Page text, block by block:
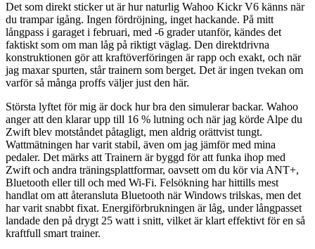
Det som direkt sticker ut är hur naturlig Wahoo Kickr V6 känns när
du trampar igång. Ingen fördröjning, inget hackande. På mitt
långpass i garaget i februari, med -6 grader utanför, kändes det
faktiskt som om man låg på riktigt väglag. Den direktdrivna
konstruktionen gör att kraftöverföringen är rapp och exakt, och när
jag maxar spurten, står trainern som berget. Det är ingen tvekan om
varför så många proffs väljer just den här.
Största lyftet för mig är dock hur bra den simulerar backar. Wahoo
anger att den klarar upp till 16 % lutning och när jag körde Alpe du
Zwift blev motståndet påtagligt, men aldrig orättvist tungt.
Wattmätningen har varit stabil, även om jag jämför med mina
pedaler. Det märks att Trainern är byggd för att funka ihop med
Zwift och andra träningsplattformar, oavsett om du kör via ANT+,
Bluetooth eller till och med Wi-Fi. Felsökning har hittills mest
handlat om att återansluta Bluetooth när Windows trilskas, men det
har varit snabbt fixat. Energiförbrukningen är låg, under långpasset
landade den på drygt 25 watt i snitt, vilket är klart effektivt för en så
kraftfull smart trainer.